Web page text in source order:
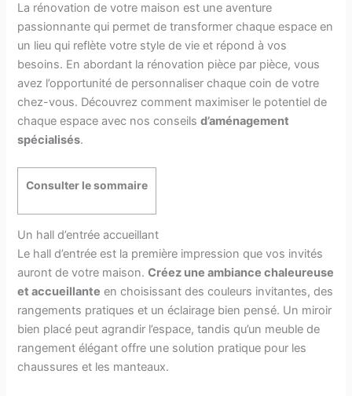
La rénovation de votre maison est une aventure
passionnante qui permet de transformer chaque espace en
un lieu qui reflète votre style de vie et répond à vos
besoins. En abordant la rénovation pièce par pièce, vous
avez l’opportunité de personnaliser chaque coin de votre
chez-vous. Découvrez comment maximiser le potentiel de
chaque espace avec nos conseilsd’aménagement
spécialisés.
Consulter le sommaire
Un hall d’entrée accueillant
Le hall d’entrée est la première impression que vos invités
auront de votre maison.Créez une ambiance chaleureuse
et accueillante en choisissant des couleurs invitantes, des
rangements pratiques et un éclairage bien pensé. Un miroir
bien placé peut agrandir l’espace, tandis qu’un meuble de
rangement élégant offre une solution pratique pour les
chaussures et les manteaux.